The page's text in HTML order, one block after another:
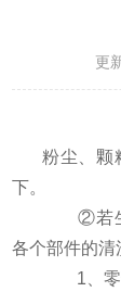
更
粉尘、颗
下。
②若生
各个部件的清
1、零